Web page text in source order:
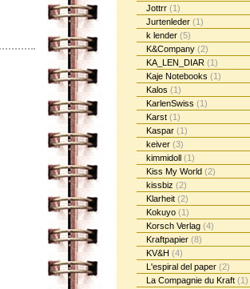
Jottrr (1)
Jurtenleder (1)
k lender (5)
K&Company (2)
KA_LEN_DIAR (1)
Kaje Notebooks (1)
Kalos (1)
KarlenSwiss (1)
Karst (1)
Kaspar (1)
keiver (3)
kimmidoll (1)
Kiss My World (2)
kissbiz (2)
Klarheit (2)
Kokuyo (1)
Korsch Verlag (4)
Kraftpapier (8)
KV&H (4)
L'espiral del paper (2)
La Compagnie du Kraft (1)